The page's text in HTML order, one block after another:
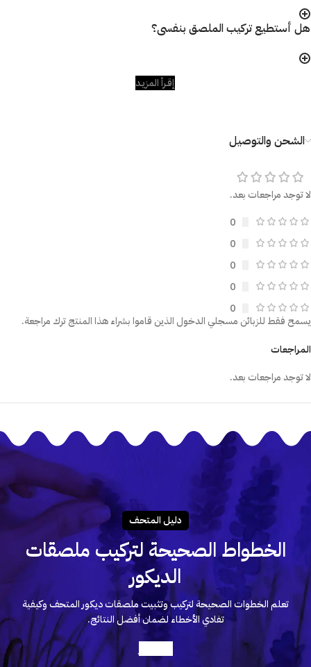
هل أستطيع تركيب الملصق بنفسى؟
إقـرأ المزيـد
الشحن والتوصيل
لا توجد مراجعات بعد.
0
0
0
0
0
المراجعات
لا توجد مراجعات بعد.
يسمح فقط للزبائن مسجلي الدخول الذين قاموا بشراء هذا المنتج ترك مراجعة.
دليـل المتحـف
الخطواط الصحيحة لتركيب ملصقات
الديكور
تعلم الخطوات الصحيحة لتركيب وتثبيت ملصقات ديكور المتحف وكيفية
تفادي الأخطاء لضمان أفضل النتائج.